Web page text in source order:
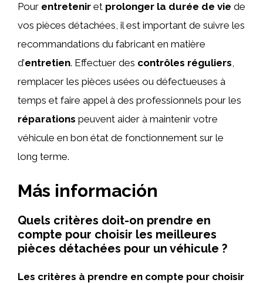
Pour entretenir et prolonger la durée de vie de
vos pièces détachées, il est important de suivre les
recommandations du fabricant en matière
d’entretien. Effectuer des contrôles réguliers
remplacer les pièces usées ou défectueuses à
temps et faire appel à des professionnels pour les
réparations peuvent aider à maintenir votre
véhicule en bon état de fonctionnement sur le
long terme.
Más información
Quels critères doit-on prendre en
compte pour choisir les meilleures
pièces détachées pour un véhicule ?
Les critères à prendre en compte pour choisir